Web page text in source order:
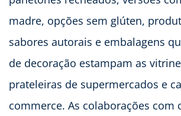
madre, opções sem glúten,
sabores autorais e embalagens
de decoração estampam as
prateleiras de supermercados e
commerce. As colaborações com